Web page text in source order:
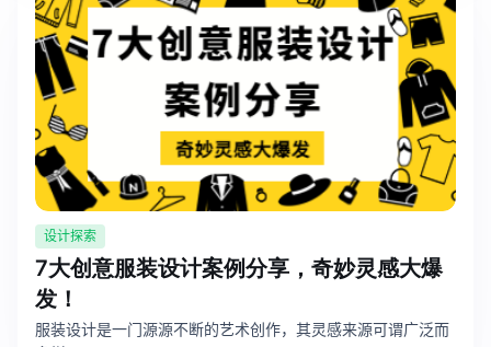
设计探索
7大创意服装设计案例分享，奇妙灵感大爆
发！
服装设计是一门源源不断的艺术创作，其灵感来源可谓广泛而